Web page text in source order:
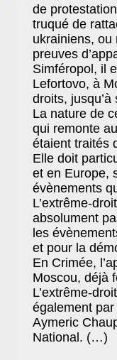
de
truqué de
ukrainiens, ou
preuves
Simféropol, il
Lefortovo, à
droits,
La nature de
qui remonte
étaient traités
Elle doit
et en Europe,
évènements
L’extrême-
absolument
les
et pour la
En Crimée,
Moscou, déjà
L’extrême-
également
Aymeric
National. (…)